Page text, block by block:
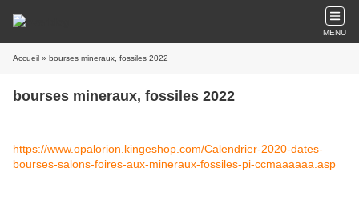
MENU
Accueil » bourses mineraux, fossiles 2022
bourses mineraux, fossiles 2022
https://www.opalorion.kingeshop.com/Calendrier-2020-dates-
bourses-salons-foires-aux-mineraux-fossiles-pi-ccmaaaaaa.asp